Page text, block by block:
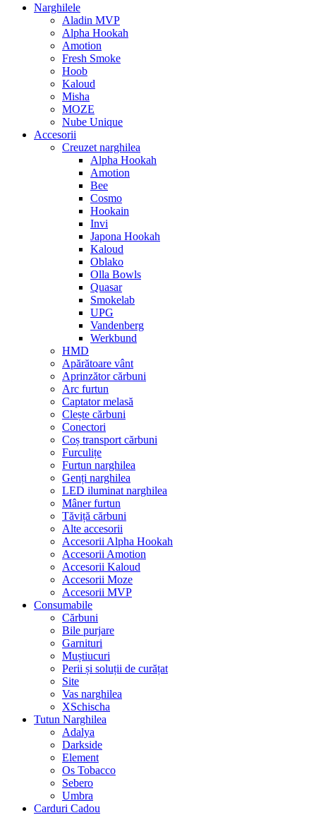
Narghilele
Aladin MVP
Alpha Hookah
Amotion
Fresh Smoke
Hoob
Kaloud
Misha
MOZE
Nube Unique
Accesorii
Creuzet narghilea
Alpha Hookah
Amotion
Bee
Cosmo
Hookain
Invi
Japona Hookah
Kaloud
Oblako
Olla Bowls
Quasar
Smokelab
UPG
Vandenberg
Werkbund
HMD
Apărătoare vânt
Aprinzător cărbuni
Arc furtun
Captator melasă
Clește cărbuni
Conectori
Coș transport cărbuni
Furculițe
Furtun narghilea
Genți narghilea
LED iluminat narghilea
Mâner furtun
Tăviță cărbuni
Alte accesorii
Accesorii Alpha Hookah
Accesorii Amotion
Accesorii Kaloud
Accesorii Moze
Accesorii MVP
Consumabile
Cărbuni
Bile purjare
Garnituri
Muștiucuri
Perii și soluții de curățat
Site
Vas narghilea
XSchischa
Tutun Narghilea
Adalya
Darkside
Element
Os Tobacco
Sebero
Umbra
Carduri Cadou